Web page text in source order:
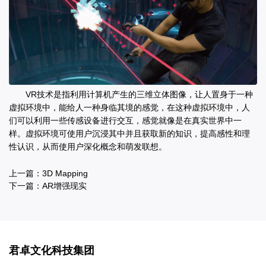
VR技术是指利用计算机产生的三维立体图像，让人置身于一种
虚拟环境中，能给人一种身临其境的感觉，在这种虚拟环境中，人
们可以利用一些传感设备进行交互，感觉就像是在真实世界中一
样。虚拟环境可使用户沉浸其中并且获取新的知识，提高感性和理
性认识，从而使用户深化概念和萌发联想。
上一篇： 3D Mapping
下一篇： AR增强现实
君卓文化科技集团